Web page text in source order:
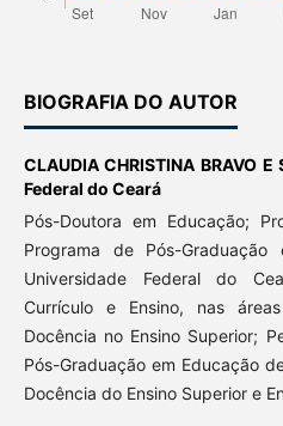
BIOGRAFIA DO AUTOR
CLAUDIA CHRISTINA BRAVO E
Federal do Ceará
Pós-Doutora em Educação;
Programa de Pós-
Universidade Federal do
Currículo e Ensino, nas
Docência no Ensino Superior;
Pós-Graduação em Educação
Docência do Ensino Superior e